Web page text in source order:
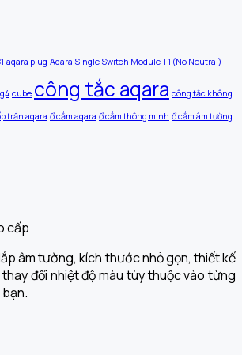
aqara plug Aqara Single Switch Module T1 (No Neutral)
cube công tắc aqara công tắc không
trần aqara ổ cắm aqara ổ cắm thông minh ổ cắm âm tường
âm tường, kích thước nhỏ gọn, thiết kế
đổi nhiệt độ màu tùy thuộc vào từng